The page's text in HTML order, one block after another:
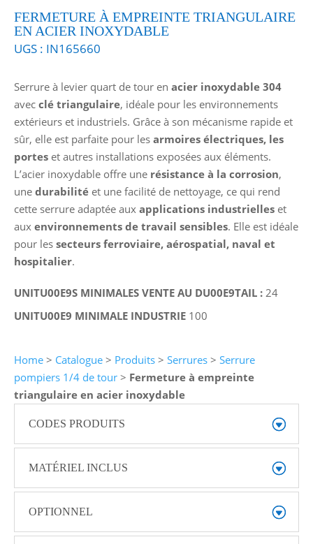
FERMETURE À EMPREINTE TRIANGULAIRE
EN ACIER INOXYDABLE
UGS : IN165660
Serrure à levier quart de tour en acier inoxydable 304
avec clé triangulaire, idéale pour les environnements
extérieurs et industriels. Grâce à son mécanisme rapide et
sûr, elle est parfaite pour les armoires électriques, les
porteset autres installations exposées aux éléments.
L’acier inoxydable offre une résistance à la corrosion,
une durabilitéet une facilité de nettoyage, ce qui rend
cette serrure adaptée aux applications industrielleset
aux environnements de travail sensibles. Elle est idéale
pour les secteurs ferroviaire, aérospatial, naval et
hospitalier.
UNITU00E9S MINIMALES VENTE AU DU00E9TAIL : 24
UNITU00E9 MINIMALE INDUSTRIE 100
Home> Catalogue> Produits> Serrures> Serrure
pompiers 1/4 de tour> Fermeture à empreinte
triangulaire en acier inoxydable
CODES PRODUITS
MATÉRIEL INCLUS
OPTIONNEL